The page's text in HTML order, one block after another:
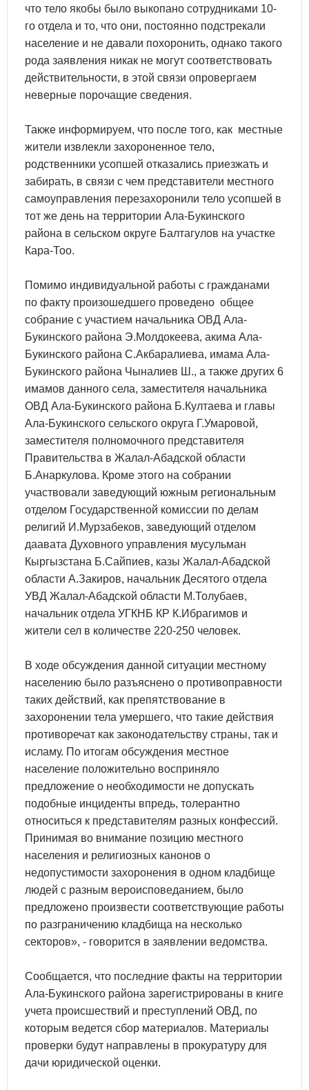
что тело якобы было выкопано сотрудниками 10-
го отдела и то, что они, постоянно подстрекали
население и не давали похоронить, однако такого
рода заявления никак не могут соответствовать
действительности, в этой связи опровергаем
неверные порочащие сведения.
Также информируем, что после того, как местные
жители извлекли захороненное тело,
родственники усопшей отказались приезжать и
забирать, в связи с чем представители местного
самоуправления перезахоронили тело усопшей в
тот же день на территории Ала-Букинского
района в сельском округе Балтагулов на участке
Кара-Тоо.
Помимо индивидуальной работы с гражданами
по факту произошедшего проведено общее
собрание с участием начальника ОВД Ала-
Букинского района Э.Молдокеева, акима Ала-
Букинского района С.Акбаралиева, имама Ала-
Букинского района Чыналиев Ш., а также других 6
имамов данного села, заместителя начальника
ОВД Ала-Букинского района Б.Култаева и главы
Ала-Букинского сельского округа Г.Умаровой,
заместителя полномочного представителя
Правительства в Жалал-Абадской области
Б.Анаркулова. Кроме этого на собрании
участвовали заведующий южным региональным
отделом Государственной комиссии по делам
религий И.Мурзабеков, заведующий отделом
даавата Духовного управления мусульман
Кыргызстана Б.Сайпиев, казы Жалал-Абадской
области А.Закиров, начальник Десятого отдела
УВД Жалал-Абадской области М.Толубаев,
начальник отдела УГКНБ КР К.Ибрагимов и
жители сел в количестве 220-250 человек.
В ходе обсуждения данной ситуации местному
населению было разъяснено о противоправности
таких действий, как препятствование в
захоронении тела умершего, что такие действия
противоречат как законодательству страны, так и
исламу. По итогам обсуждения местное
население положительно восприняло
предложение о необходимости не допускать
подобные инциденты впредь, толерантно
относиться к представителям разных конфессий.
Принимая во внимание позицию местного
населения и религиозных канонов о
недопустимости захоронения в одном кладбище
людей с разным вероисповеданием, было
предложено произвести соответствующие работы
по разграничению кладбища на несколько
секторов», - говорится в заявлении ведомства.
Сообщается, что последние факты на территории
Ала-Букинского района зарегистрированы в книге
учета происшествий и преступлений ОВД, по
которым ведется сбор материалов. Материалы
проверки будут направлены в прокуратуру для
дачи юридической оценки.